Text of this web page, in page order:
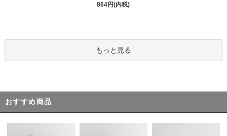
864円(内税)
もっと見る
おすすめ商品